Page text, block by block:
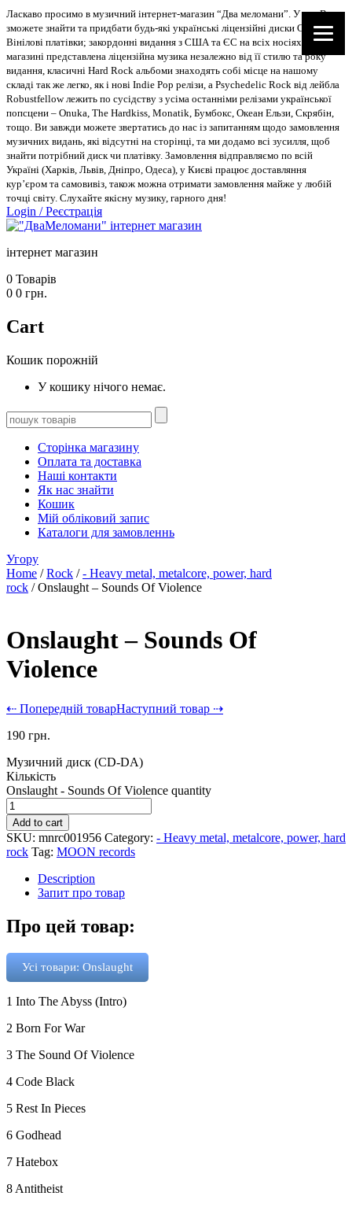
Ласкаво просимо в музичний інтернет-магазин “Два меломани”. У нас Ви
зможете знайти та придбати будь-які українські ліцензійні диски CD, DVD,
Вінілові платівки; закордонні видання з США та ЄС на всіх носіях. В
магазині представлена ліцензійна музика незалежно від її стилю та року
видання, класичні Hard Rock альбоми знаходять собі місце на нашому
складі так же легко, як і нові Indie Pop релізи, а Psychedelic Rock від лейбла
Robustfellow лежить по сусідству з усіма останніми релізами української
попсцени – Onuka, The Hardkiss, Monatik, Бумбокс, Океан Ельзи, Скрябін,
тощо. Ви завжди можете звертатись до нас із запитанням щодо замовлення
музичних видань, які відсутні на сторінці, та ми додамо всі зусилля, щоб
знайти потрібний диск чи платівку. Замовлення відправляємо по всій
Україні (Харків, Львів, Дніпро, Одеса), у Києві працює доставляння
кур’єром та самовивіз, також можна отримати замовлення майже у любій
точці світу. Слухайте якісну музику, гарного дня!
Login /Реєстрація
інтернет магазин
0 Товарів
0 0 грн.
Cart
Кошик порожній
У кошику нічого немає.
Сторінка магазину
Оплата та доставка
Наші контакти
Як нас знайти
Кошик
Мій обліковий запис
Каталоги для замовленнь
Угору
Home /Rock /- Heavy metal, metalcore, power, hard
rock / Onslaught – Sounds Of Violence
Onslaught – Sounds Of
Violence
⇠ Попередній товарНаступний товар ⇢
190 грн.
Музичний диск (CD-DA)
Кількість
Onslaught - Sounds Of Violence quantity
Add to cart
SKU: mnrc001956 Category: - Heavy metal, metalcore, power, hard
rock Tag: MOON records
Description
Запит про товар
Про цей товар:
Усі товари: Onslaught
1 Into The Abyss (Intro)
2 Born For War
3 The Sound Of Violence
4 Code Black
5 Rest In Pieces
6 Godhead
7 Hatebox
8 Antitheist